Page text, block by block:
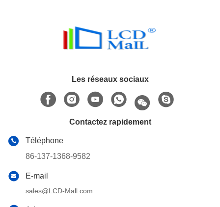
Les réseaux sociaux
Contactez rapidement
Téléphone
86-137-1368-9582
E-mail
sales@LCD-Mall.com